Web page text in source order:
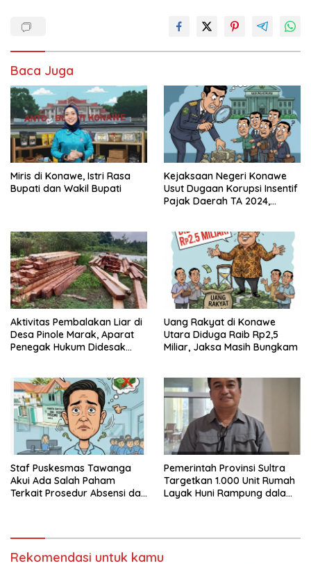
Baca Juga
Miris di Konawe, Istri Rasa
Bupati dan Wakil Bupati
Kejaksaan Negeri Konawe
Usut Dugaan Korupsi Insentif
Pajak Daerah TA 2024,
Aktivitas Pembalakan Liar di
Desa Pinole Marak, Aparat
Penegak Hukum Didesak
Uang Rakyat di Konawe
Utara Diduga Raib Rp2,5
Miliar, Jaksa Masih Bungkam
Staf Puskesmas Tawanga
Akui Ada Salah Paham
Terkait Prosedur Absensi dan
Pemerintah Provinsi Sultra
Targetkan 1.000 Unit Rumah
Layak Huni Rampung dalam
Rekomendasi untuk kamu